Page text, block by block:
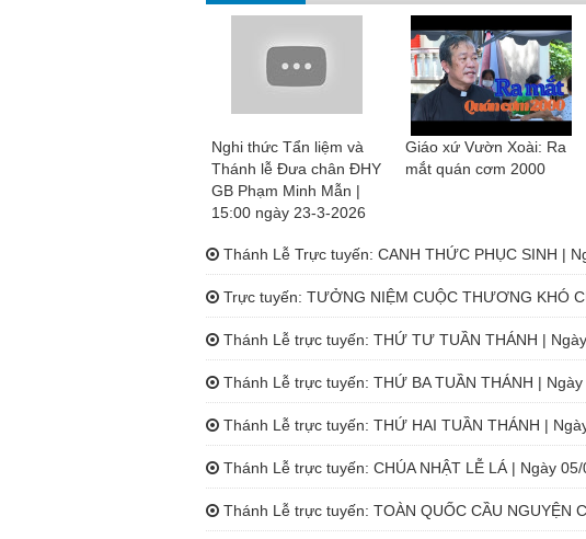
Nghi thức Tẩn liệm và
Thánh lễ Đưa chân ĐHY
GB Phạm Minh Mẫn |
15:00 ngày 23-3-2026
Giáo xứ Vườn Xoài: Ra
mắt quán cơm 2000
Thánh Lễ Trực tuyến: CANH THỨC PHỤC SINH |
Trực tuyến: TƯỞNG NIỆM CUỘC THƯƠNG KHÓ
Thánh Lễ trực tuyến: THỨ TƯ TUẦN THÁNH |
Thánh Lễ trực tuyến: THỨ BA TUẦN THÁNH |
Thánh Lễ trực tuyến: THỨ HAI TUẦN THÁNH |
Thánh Lễ trực tuyến: CHÚA NHẬT LỄ LÁ | Ngày
Thánh Lễ trực tuyến: TOÀN QUỐC CẦU NGUYỆN